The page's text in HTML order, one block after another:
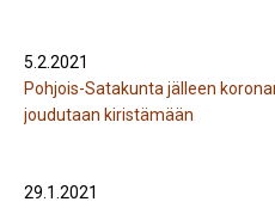
5.2.2021
Pohjois-Satakunta jälleen
joudutaan kiristämään
29.1.2021